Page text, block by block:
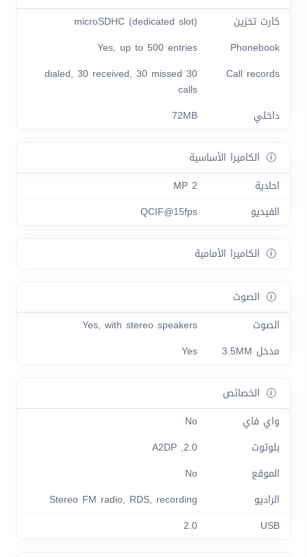
كارت تخزين
microSDHC (dedicated slot)
Phonebook
Yes, up to 500 entries
Call records
30 dialed, 30 received, 30 missed
calls
داخلي
72MB
الكاميرا الأساسية
احادية
2 MP
الفيديو
QCIF@15fps
الكاميرا الأمامية
الصوت
الصوت
Yes, with stereo speakers
مدخل 3.5MM
Yes
الخصائص
واي فاي
No
بلوتوث
2.0, A2DP
الموقع
No
الراديو
Stereo FM radio, RDS, recording
USB
2.0